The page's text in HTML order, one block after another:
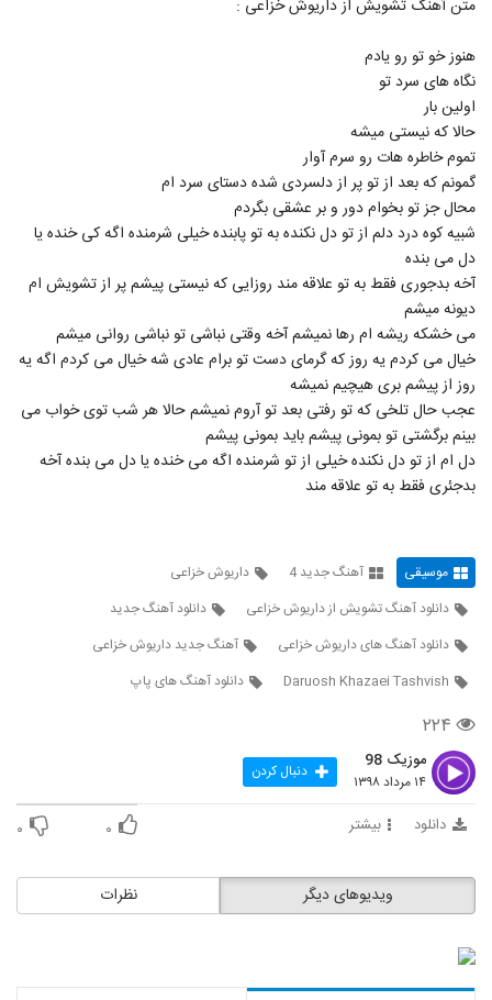
5323
۲۸۴ بازدید
5325
5326
موزیک زیبای دختره خان از وحید سام
5327
صادق آتشی آهنگ عاشقانه
۲۴۴ بازدید
5328
میثم هیوا آهنگ یواشکی
۲۵۵ بازدید
5330
۲۷۱ بازدید
دانلود آهنگ شیدایی (به همراه مصطفی
شریفی) از امیر سهرابی
5332
دانلود آهنگ وقت رفتن از شاهین میری به
همراه متن ترانه
۲۷۶ بازدید
5333
5334
متن آهنگ تشویش از داریوش خزاعی :
هنوز خو تو رو یادم
نگاه های سرد تو
اولین بار
حالا که نیستی میشه
تموم خاطره هات رو سرم آوار
گمونم که بعد از تو پر از دلسردی شده دستای سرد ام
محال جز تو بخوام دور و بر عشقی بگردم
شبیه کوه درد دلم از تو دل نکنده به تو پابنده خیلی شرمنده اگه کی خنده یا
دل می بنده
آخه بدجوری فقط به تو علاقه مند روزایی که نیستی پیشم پر از تشویش ام
دیونه میشم
می خشکه ریشه ام رها نمیشم آخه وقتی نباشی تو نباشی روانی میشم
خیال می کردم یه روز که گرمای دست تو برام عادی شه خیال می کردم اگه یه
روز از پیشم بری هیچیم نمیشه
عجب حال تلخی که تو رفتی بعد تو آروم نمیشم حالا هر شب توی خواب می
بینم برگشتی تو بمونی پیشم باید بمونی پیشم
دل ام از تو دل نکنده خیلی از تو شرمنده اگه می خنده یا دل می بنده آخه
بدجئری فقط به تو علاقه مند
موسیقی آهنگ جدید 4
داریوش خزاعی
دانلود آهنگ تشویش از داریوش خزاعی
دانلود آهنگ جدید
دانلود آهنگ های داریوش خزاعی
آهنگ جدید داریوش خزاعی
Daruosh Khazaei Tashvish
دانلود آهنگ های پاپ
۲۲۴
موزیک 98
۱۴ مرداد ۱۳۹۸ دنبال کردن
دانلود بیشتر ۰ ۰
نظرات ویدیوهای دیگر